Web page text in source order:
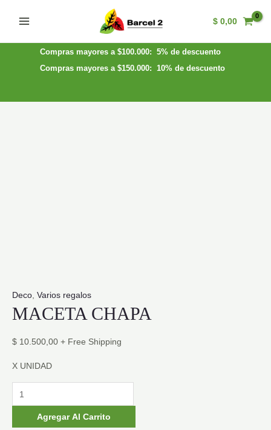
Menu
$ 0,00
Compras mayores a $100.000: 5% de descuento
Compras mayores a $150.000: 10% de descuento
Deco Varios regalos
MACETA CHAPA
$ 10.500,00 + Free Shipping
X UNIDAD
MACETA
CHAPA
cantidadAgregar Al Carrito